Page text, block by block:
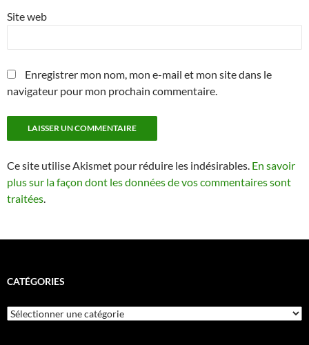
Site web
Enregistrer mon nom, mon e-mail et mon site dans le
navigateur pour mon prochain commentaire.
Ce site utilise Akismet pour réduire les indésirables. En savoir
plus sur la façon dont les données de vos commentaires sont
traitées.
CATÉGORIES
Catégories